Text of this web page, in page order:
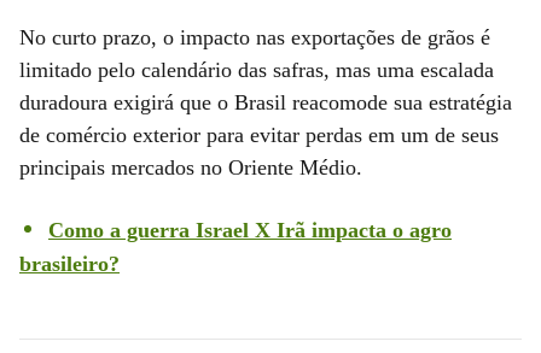
No curto prazo, o impacto nas exportações de grãos é
limitado pelo calendário das safras, mas uma escalada
duradoura exigirá que o Brasil reacomode sua estratégia
de comércio exterior para evitar perdas em um de seus
principais mercados no Oriente Médio.
Como a guerra Israel X Irã impacta o agro
brasileiro?